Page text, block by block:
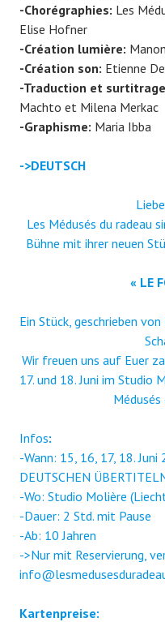
-Chorégraphies: Les
Elise Hofner
-Création lumière:
-Création son: Etienne
-Traduction et
Machto et Milena Merkac
-Graphisme: Maria Ibba
->DEUTSCH
Les Médusés du radeau
Bühne mit ihrer neuen
« LE
Ein Stück, geschrieben
Wir freuen uns auf Euer
17. und 18. Juni im Studio
Médusés
Infos:
-Wann: 15, 16, 17, 18.
DEUTSCHEN
-Wo: Studio Molière
-Dauer: 2 Std. mit Pause
-Ab: 10 Jahren
->Nur mit Reservierung,
Kartenpreise: